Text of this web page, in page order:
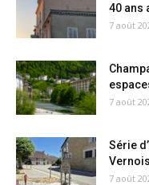
40 ans
7 août
7 août
Série
7 août